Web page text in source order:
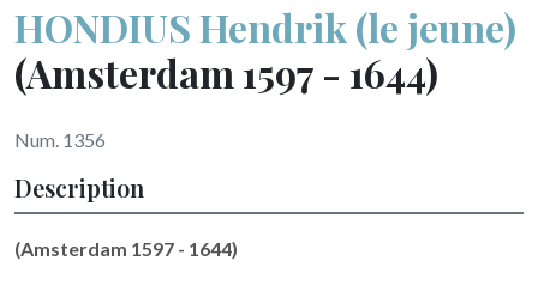
HONDIUS Hendrik (le jeune)
(Amsterdam 1597 - 1644)
Num. 1356
Description
(Amsterdam 1597 - 1644)